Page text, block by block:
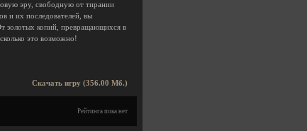
эру, свободную от тирании
и их последователей, вы
золотых копий, превращающихся в
это возможно!
Скачать игру (356.00 Мб.)
Рейтинга пока нет